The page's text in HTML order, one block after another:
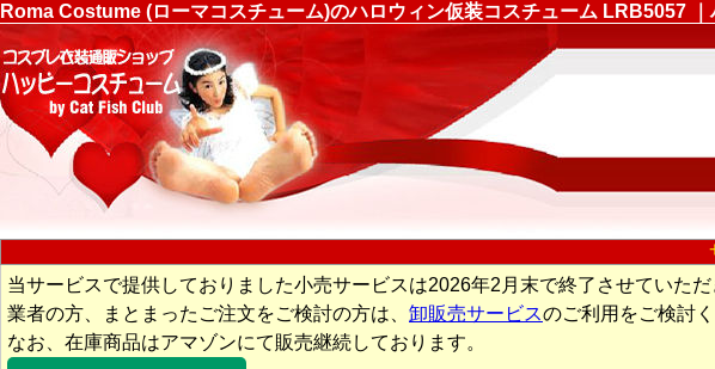
Roma Costume (ローマコスチューム)のハロウィン仮装コスチューム LRB5057
当サービスで提供しておりました小売サービスは2026年2月末で終了させていただ
業者の方、まとまったご注文をご検討の方は、 卸販売サービスのご利用をご検討く
なお、在庫商品はアマゾンにて販売継続しております。